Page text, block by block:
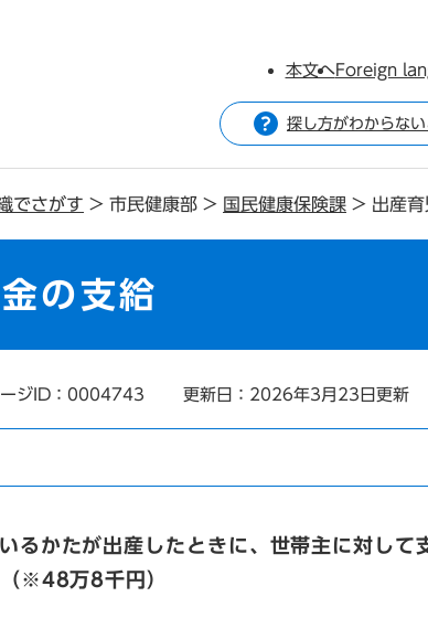
本文へForeign
探し方がわからな
でさがす > 市民健康部 > 国民健康保険課 > 出産
の支給
ジID：0004743 更新日：2026年3月23日更新
るかたが出産したときに、世帯主に対して
※48万8千円）